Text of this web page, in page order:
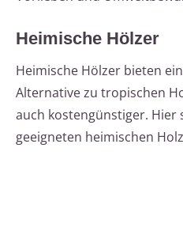
Heimische Hölzer
Heimische Hölzer bieten
Alternative zu tropischen
auch kostengünstiger. Hier
geeigneten heimischen